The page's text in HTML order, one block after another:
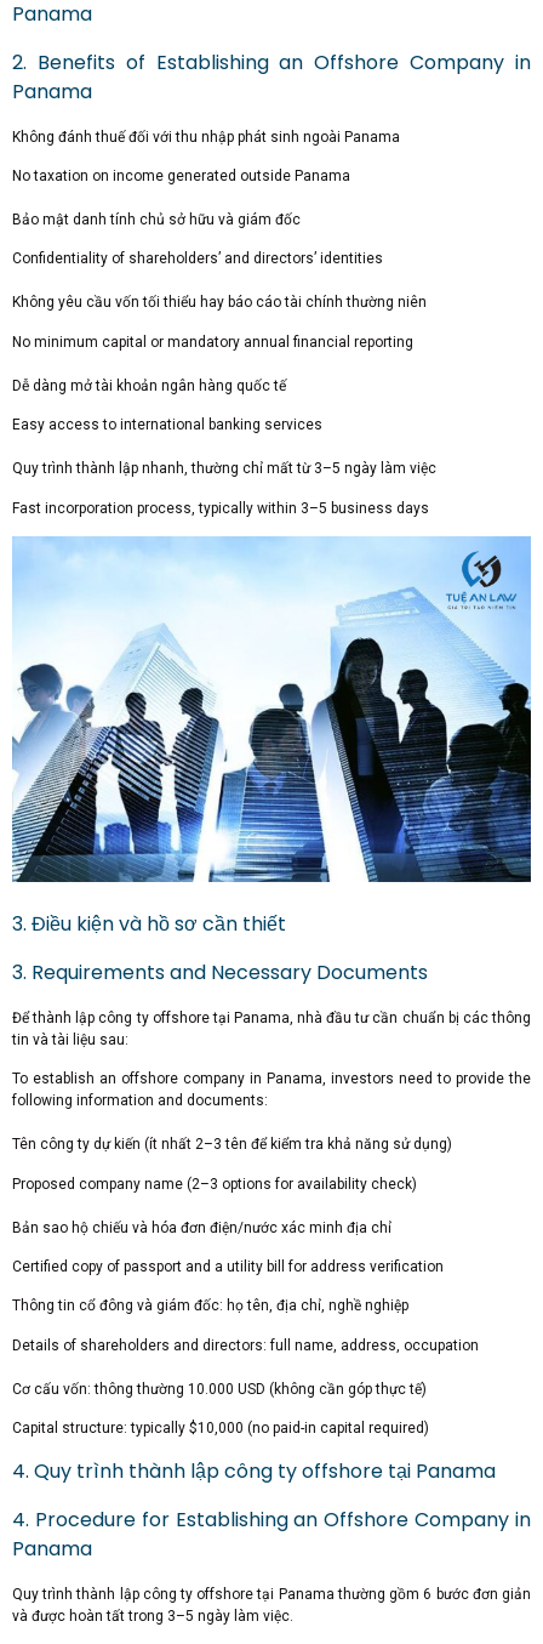
Panama
2. Benefits of Establishing an Offshore Company in
Panama
Không đánh thuế đối với thu nhập phát sinh ngoài Panama
No taxation on income generated outside Panama
Bảo mật danh tính chủ sở hữu và giám đốc
Confidentiality of shareholders’ and directors’ identities
Không yêu cầu vốn tối thiểu hay báo cáo tài chính thường niên
No minimum capital or mandatory annual financial reporting
Dễ dàng mở tài khoản ngân hàng quốc tế
Easy access to international banking services
Quy trình thành lập nhanh, thường chỉ mất từ 3–5 ngày làm việc
Fast incorporation process, typically within 3–5 business days
3. Điều kiện và hồ sơ cần thiết
3. Requirements and Necessary Documents
Để thành lập công ty offshore tại Panama, nhà đầu tư cần chuẩn bị các thông
tin và tài liệu sau:
To establish an offshore company in Panama, investors need to provide the
following information and documents:
Tên công ty dự kiến (ít nhất 2–3 tên để kiểm tra khả năng sử dụng)
Proposed company name (2–3 options for availability check)
Bản sao hộ chiếu và hóa đơn điện/nước xác minh địa chỉ
Certified copy of passport and a utility bill for address verification
Thông tin cổ đông và giám đốc: họ tên, địa chỉ, nghề nghiệp
Details of shareholders and directors: full name, address, occupation
Cơ cấu vốn: thông thường 10.000 USD (không cần góp thực tế)
Capital structure: typically $10,000 (no paid-in capital required)
4. Quy trình thành lập công ty offshore tại Panama
4. Procedure for Establishing an Offshore Company in
Panama
Quy trình thành lập công ty offshore tại Panama thường gồm 6 bước đơn giản
và được hoàn tất trong 3–5 ngày làm việc.